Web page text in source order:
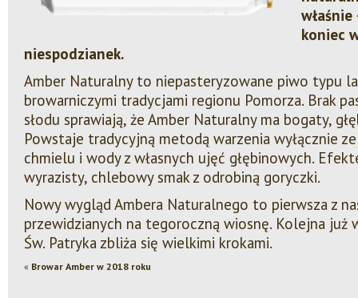
koniec
niespodzianek.
Amber Naturalny to niepasteryzowane piwo typu
browarniczymi tradycjami regionu Pomorza. Brak
słodu sprawiają, że Amber Naturalny ma bogaty,
Powstaje tradycyjną metodą warzenia wyłącznie
chmielu i wody z własnych ujęć głębinowych.
wyrazisty, chlebowy smak z odrobiną goryczki.
Nowy wygląd Ambera Naturalnego to pierwsza z
przewidzianych na tegoroczną wiosnę. Kolejna już
Św. Patryka zbliża się wielkimi krokami.
« Browar Amber w 2018 roku